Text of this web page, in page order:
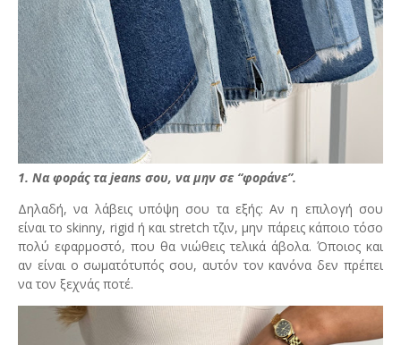
1. Να φοράς τα jeans σου, να μην σε “φοράνε”.
Δηλαδή, να λάβεις υπόψη σου τα εξής: Αν η επιλογή σου
είναι το skinny, rigid ή και stretch τζιν, μην πάρεις κάποιο τόσο
πολύ εφαρμοστό, που θα νιώθεις τελικά άβολα. Όποιος και
αν είναι ο σωματότυπός σου, αυτόν τον κανόνα δεν πρέπει
να τον ξεχνάς ποτέ.